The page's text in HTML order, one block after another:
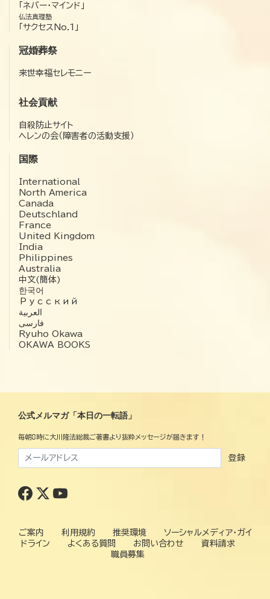
「ネバー・マインド」
仏法真理塾
「サクセスNo.1」
冠婚葬祭
来世幸福セレモニー
社会貢献
自殺防止サイト
ヘレンの会（障害者の活動支援）
国際
International
North America
Canada
Deutschland
France
United Kingdom
India
Philippines
Australia
中文(簡体)
한국어
Русский
العربية‏
فارسی
Ryuho Okawa
OKAWA BOOKS
公式メルマガ「本日の一転語」
毎朝8時に大川隆法総裁ご著書より抜粋メッセージが届きます！
登録
ご案内 利用規約 推奨環境
ソーシャルメディア・ガイ
ドライン
よくある質問 お問い合わせ
資料請求
職員募集